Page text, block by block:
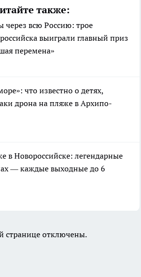
также:
через всю Россию: трое
выиграли главный приз
перемена»
что известно о детях,
дрона на пляже в Архипо-
в Новороссийске: легендарные
— каждые выходные до 6
странице отключены.